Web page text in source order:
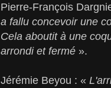
Pierre-François
a fallu concevoir une
Cela aboutit à une
arrondi et fermé ».
Jérémie Beyou : «